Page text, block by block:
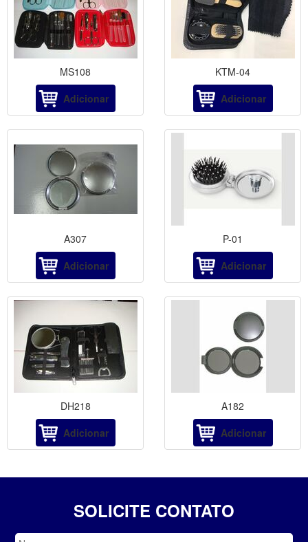
MS108
Adicionar
KTM-04
Adicionar
A307
Adicionar
P-01
Adicionar
DH218
Adicionar
A182
Adicionar
SOLICITE CONTATO